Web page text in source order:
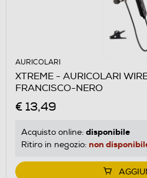
AURICOLARI
XTREME - AURICOLARI
FRANCISCO-NERO
€ 13,49
Acquisto online: disponibile
Ritiro in negozio: non